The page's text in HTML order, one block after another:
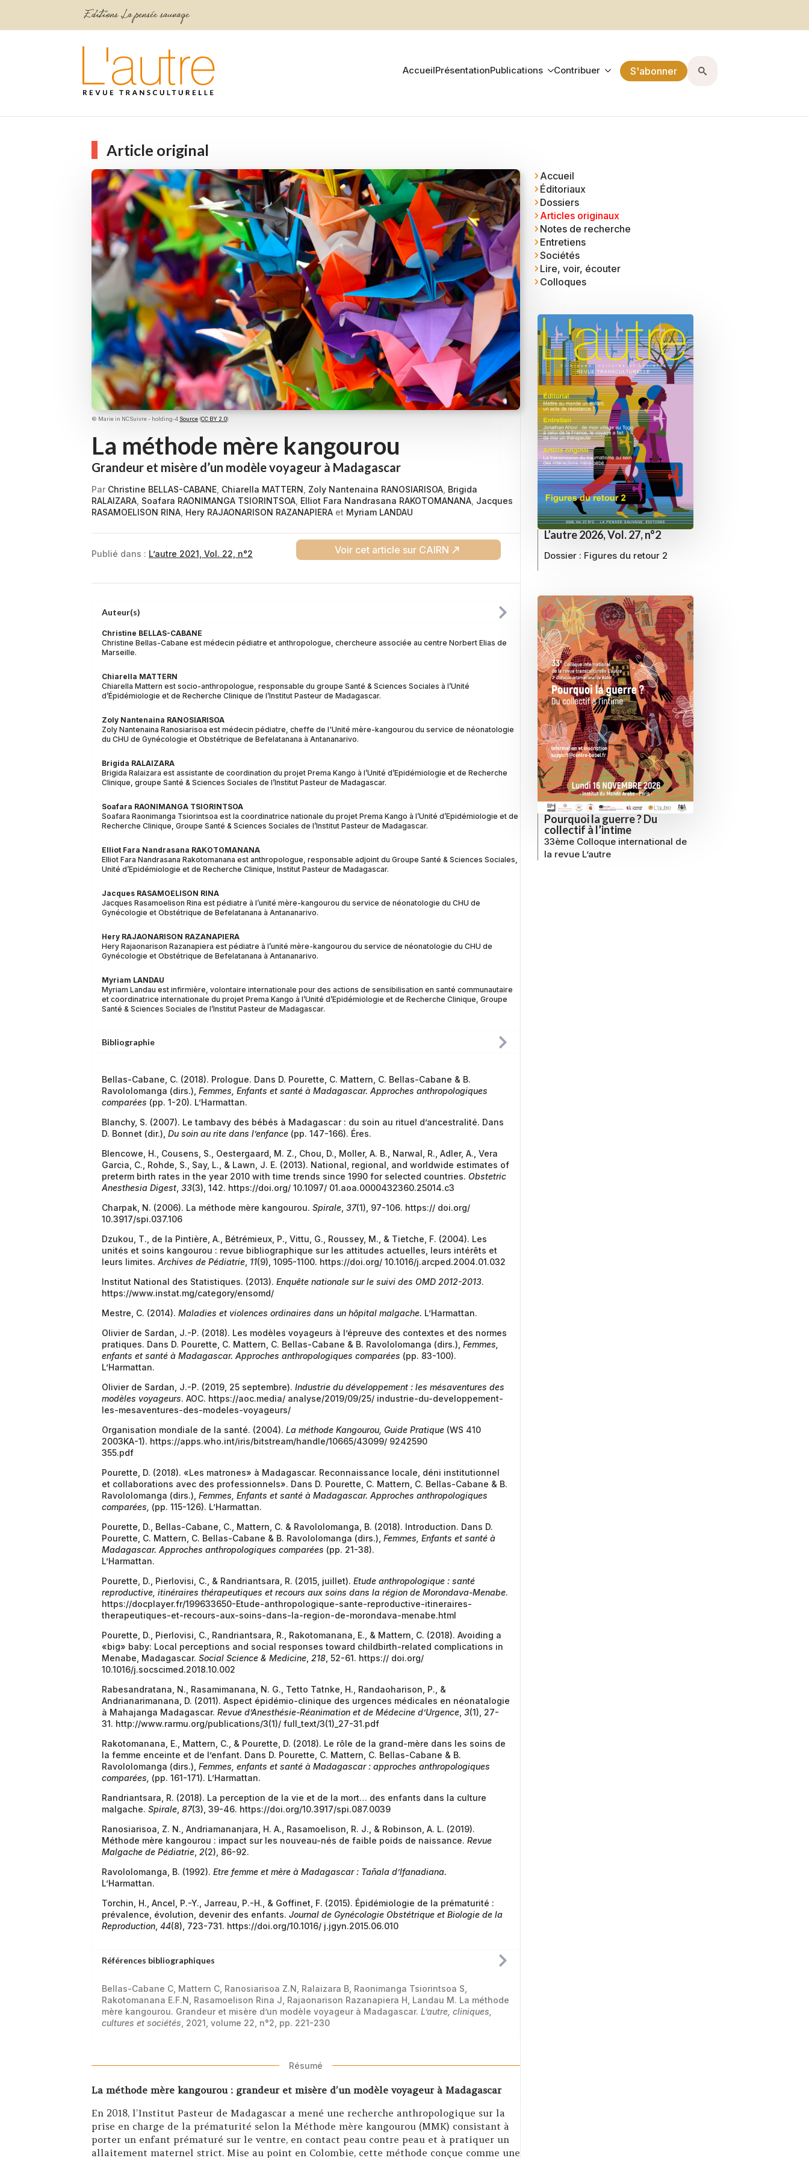
AccueilPrésentationPublications Contribuer S'abonner
Article original
© Marie in NCSuivre - holding-4 Source (CC BY 2.0)
La méthode mère kangourou
Grandeur et misère d’un modèle voyageur à Madagascar
Par Christine BELLAS-CABANE, Chiarella MATTERN, Zoly Nantenaina RANOSIARISOA, Brigida
RALAIZARA, Soafara RAONIMANGA TSIORINTSOA, Elliot Fara Nandrasana RAKOTOMANANA, Jacques
RASAMOELISON RINA, Hery RAJAONARISON RAZANAPIERA et Myriam LANDAU
Publié dans : L’autre 2021, Vol. 22, n°2 Voir cet article sur CAIRN
Auteur(s)
Christine BELLAS-CABANE
Christine Bellas-Cabane est médecin pédiatre et anthropologue, chercheure associée au centre Norbert Elias de
Marseille.
Chiarella MATTERN
Chiarella Mattern est socio-anthropologue, responsable du groupe Santé & Sciences Sociales à l’Unité
d’Épidémiologie et de Recherche Clinique de l’Institut Pasteur de Madagascar.
Zoly Nantenaina RANOSIARISOA
Zoly Nantenaina Ranosiarisoa est médecin pédiatre, cheffe de l'Unité mère-kangourou du service de néonatologie
du CHU de Gynécologie et Obstétrique de Befelatanana à Antananarivo.
Brigida RALAIZARA
Brigida Ralaizara est assistante de coordination du projet Prema Kango à l’Unité d’Epidémiologie et de Recherche
Clinique, groupe Santé & Sciences Sociales de l’Institut Pasteur de Madagascar.
Soafara RAONIMANGA TSIORINTSOA
Soafara Raonimanga Tsiorintsoa est la coordinatrice nationale du projet Prema Kango à l’Unité d’Epidémiologie et de
Recherche Clinique, Groupe Santé & Sciences Sociales de l’Institut Pasteur de Madagascar.
Elliot Fara Nandrasana RAKOTOMANANA
Elliot Fara Nandrasana Rakotomanana est anthropologue, responsable adjoint du Groupe Santé & Sciences Sociales,
Unité d’Epidémiologie et de Recherche Clinique, Institut Pasteur de Madagascar.
Jacques RASAMOELISON RINA
Jacques Rasamoelison Rina est pédiatre à l’unité mère-kangourou du service de néonatologie du CHU de
Gynécologie et Obstétrique de Befelatanana à Antananarivo.
Hery RAJAONARISON RAZANAPIERA
Hery Rajaonarison Razanapiera est pédiatre à l’unité mère-kangourou du service de néonatologie du CHU de
Gynécologie et Obstétrique de Befelatanana à Antananarivo.
Myriam LANDAU
Myriam Landau est infirmière, volontaire internationale pour des actions de sensibilisation en santé communautaire
et coordinatrice internationale du projet Prema Kango à l’Unité d’Epidémiologie et de Recherche Clinique, Groupe
Santé & Sciences Sociales de l’Institut Pasteur de Madagascar.
Bibliographie
Bellas-Cabane, C. (2018). Prologue. Dans D. Pourette, C. Mattern, C. Bellas-Cabane & B.
Ravololomanga (dirs.), Femmes, Enfants et santé à Madagascar. Approches anthropologiques
comparées (pp. 1-20). L’Harmattan.
Blanchy, S. (2007). Le tambavy des bébés à Madagascar : du soin au rituel d’ancestralité. Dans
D. Bonnet (dir.), Du soin au rite dans l’enfance (pp. 147-166). Éres.
Blencowe, H., Cousens, S., Oestergaard, M. Z., Chou, D., Moller, A. B., Narwal, R., Adler, A., Vera
Garcia, C., Rohde, S., Say, L., & Lawn, J. E. (2013). National, regional, and worldwide estimates of
preterm birth rates in the year 2010 with time trends since 1990 for selected countries. Obstetric
Anesthesia Digest, 33(3), 142. https://doi.org/ 10.1097/ 01.aoa.0000432360.25014.c3
Charpak, N. (2006). La méthode mère kangourou. Spirale, 37(1), 97-106. https:// doi.org/
10.3917/spi.037.106
Dzukou, T., de la Pintière, A., Bétrémieux, P., Vittu, G., Roussey, M., & Tietche, F. (2004). Les
unités et soins kangourou : revue bibliographique sur les attitudes actuelles, leurs intérêts et
leurs limites. Archives de Pédiatrie, 11(9), 1095-1100. https://doi.org/ 10.1016/j.arcped.2004.01.032
Institut National des Statistiques. (2013). Enquête nationale sur le suivi des OMD 2012-2013.
https://www.instat.mg/category/ensomd/
Mestre, C. (2014). Maladies et violences ordinaires dans un hôpital malgache. L’Harmattan.
Olivier de Sardan, J.-P. (2018). Les modèles voyageurs à l’épreuve des contextes et des normes
pratiques. Dans D. Pourette, C. Mattern, C. Bellas-Cabane & B. Ravololomanga (dirs.), Femmes,
enfants et santé à Madagascar. Approches anthropologiques comparées (pp. 83-100).
L’Harmattan.
Olivier de Sardan, J.-P. (2019, 25 septembre). Industrie du développement : les mésaventures des
modèles voyageurs. AOC. https://aoc.media/ analyse/2019/09/25/ industrie-du-developpement-
les-mesaventures-des-modeles-voyageurs/
Organisation mondiale de la santé. (2004). La méthode Kangourou, Guide Pratique (WS 410
2003KA-1). https://apps.who.int/iris/bitstream/handle/10665/43099/ 9242590
355.pdf
Pourette, D. (2018). «Les matrones» à Madagascar. Reconnaissance locale, déni institutionnel
et collaborations avec des professionnels». Dans D. Pourette, C. Mattern, C. Bellas-Cabane & B.
Ravololomanga (dirs.), Femmes, Enfants et santé à Madagascar. Approches anthropologiques
comparées, (pp. 115-126). L’Harmattan.
Pourette, D., Bellas-Cabane, C., Mattern, C. & Ravololomanga, B. (2018). Introduction. Dans D.
Pourette, C. Mattern, C. Bellas-Cabane & B. Ravololomanga (dirs.), Femmes, Enfants et santé à
Madagascar. Approches anthropologiques comparées (pp. 21-38).
L’Harmattan.
Pourette, D., Pierlovisi, C., & Randriantsara, R. (2015, juillet). Etude anthropologique : santé
reproductive, itinéraires thérapeutiques et recours aux soins dans la région de Morondava-Menabe.
https://docplayer.fr/199633650-Etude-anthropologique-sante-reproductive-itineraires-
therapeutiques-et-recours-aux-soins-dans-la-region-de-morondava-menabe.html
Pourette, D., Pierlovisi, C., Randriantsara, R., Rakotomanana, E., & Mattern, C. (2018). Avoiding a
«big» baby: Local perceptions and social responses toward childbirth-related complications in
Menabe, Madagascar. Social Science & Medicine, 218, 52-61. https:// doi.org/
10.1016/j.socscimed.2018.10.002
Rabesandratana, N., Rasamimanana, N. G., Tetto Tatnke, H., Randaoharison, P., &
Andrianarimanana, D. (2011). Aspect épidémio-clinique des urgences médicales en néonatalogie
à Mahajanga Madagascar. Revue d’Anesthésie-Réanimation et de Médecine d’Urgence, 3(1), 27-
31. http://www.rarmu.org/publications/3(1)/ full_text/3(1)_27-31.pdf
Rakotomanana, E., Mattern, C., & Pourette, D. (2018). Le rôle de la grand-mère dans les soins de
la femme enceinte et de l’enfant. Dans D. Pourette, C. Mattern, C. Bellas-Cabane & B.
Ravololomanga (dirs.), Femmes, enfants et santé à Madagascar : approches anthropologiques
comparées, (pp. 161-171). L’Harmattan.
Randriantsara, R. (2018). La perception de la vie et de la mort… des enfants dans la culture
malgache. Spirale, 87(3), 39-46. https://doi.org/10.3917/spi.087.0039
Ranosiarisoa, Z. N., Andriamananjara, H. A., Rasamoelison, R. J., & Robinson, A. L. (2019).
Méthode mère kangourou : impact sur les nouveau-nés de faible poids de naissance. Revue
Malgache de Pédiatrie, 2(2), 86-92.
Ravololomanga, B. (1992). Etre femme et mère à Madagascar : Tañala d’Ifanadiana.
L’Harmattan.
Torchin, H., Ancel, P.-Y., Jarreau, P.-H., & Goffinet, F. (2015). Épidémiologie de la prématurité :
prévalence, évolution, devenir des enfants. Journal de Gynécologie Obstétrique et Biologie de la
Reproduction, 44(8), 723-731. https://doi.org/10.1016/ j.jgyn.2015.06.010
Références bibliographiques
Bellas-Cabane C, Mattern C, Ranosiarisoa Z.N, Ralaizara B, Raonimanga Tsiorintsoa S,
Rakotomanana E.F.N, Rasamoelison Rina J, Rajaonarison Razanapiera H, Landau M. La méthode
mère kangourou. Grandeur et misère d’un modèle voyageur à Madagascar. L’autre, cliniques,
cultures et sociétés, 2021, volume 22, n°2, pp. 221-230
Résumé
La méthode mère kangourou : grandeur et misère d’un modèle voyageur à Madagascar
En 2018, l’Institut Pasteur de Madagascar a mené une recherche anthropologique sur la
prise en charge de la prématurité selon la Méthode mère kangourou (MMK) consistant à
porter un enfant prématuré sur le ventre, en contact peau contre peau et à pratiquer un
allaitement maternel strict. Mise au point en Colombie, cette méthode conçue comme une
Accueil
Éditoriaux
Dossiers
Articles originaux
Notes de recherche
Entretiens
Sociétés
Lire, voir, écouter
Colloques
L’autre 2026, Vol. 27, n°2
Dossier : Figures du retour 2
Pourquoi la guerre ? Du
collectif à l’intime
33ème Colloque international de
la revue L’autre